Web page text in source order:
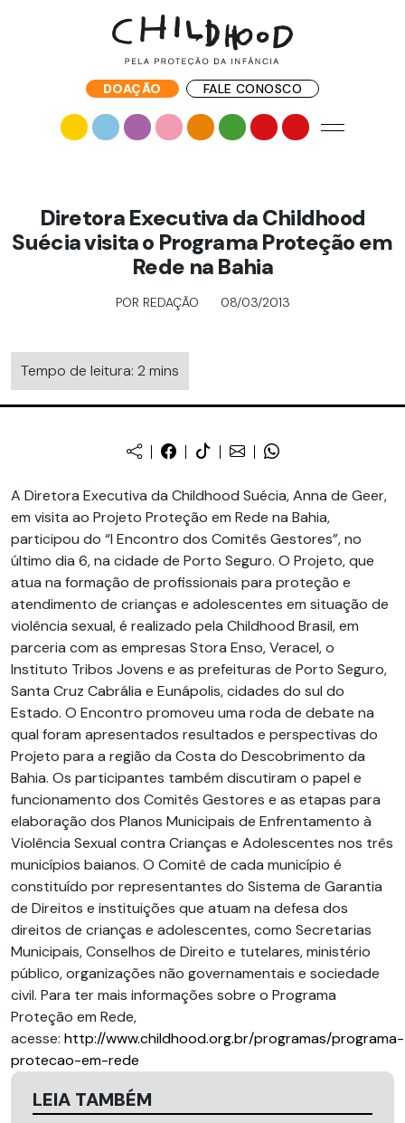
DOAÇÃO FALE CONOSCO
Diretora Executiva da Childhood
Suécia visita o Programa Proteção em
Rede na Bahia
POR REDAÇÃO 08/03/2013
Tempo de leitura: 2 mins
A Diretora Executiva da Childhood Suécia, Anna de Geer,
em visita ao Projeto Proteção em Rede na Bahia,
participou do “I Encontro dos Comitês Gestores”, no
último dia 6, na cidade de Porto Seguro. O Projeto, que
atua na formação de profissionais para proteção e
atendimento de crianças e adolescentes em situação de
violência sexual, é realizado pela Childhood Brasil, em
parceria com as empresas Stora Enso, Veracel, o
Instituto Tribos Jovens e as prefeituras de Porto Seguro,
Santa Cruz Cabrália e Eunápolis, cidades do sul do
Estado. O Encontro promoveu uma roda de debate na
qual foram apresentados resultados e perspectivas do
Projeto para a região da Costa do Descobrimento da
Bahia. Os participantes também discutiram o papel e
funcionamento dos Comitês Gestores e as etapas para
elaboração dos Planos Municipais de Enfrentamento à
Violência Sexual contra Crianças e Adolescentes nos três
municípios baianos. O Comitê de cada município é
constituído por representantes do Sistema de Garantia
de Direitos e instituições que atuam na defesa dos
direitos de crianças e adolescentes, como Secretarias
Municipais, Conselhos de Direito e tutelares, ministério
público, organizações não governamentais e sociedade
civil. Para ter mais informações sobre o Programa
Proteção em Rede,
acesse: http://www.childhood.org.br/programas/programa-
protecao-em-rede
LEIA TAMBÉM